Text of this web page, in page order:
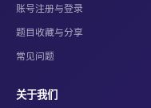
账号注册与登录
题目收藏与分享
常见问题
关于我们